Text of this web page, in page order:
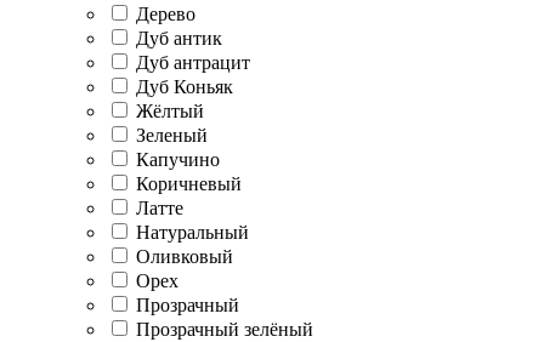
Дерево
Дуб антик
Дуб антрацит
Дуб Коньяк
Жёлтый
Зеленый
Капучино
Коричневый
Латте
Натуральный
Оливковый
Орех
Прозрачный
Прозрачный зелёный